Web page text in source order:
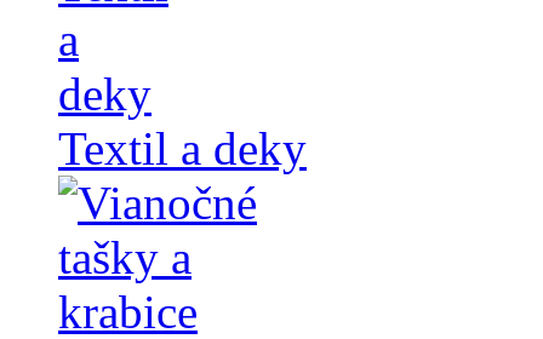
Textil a deky